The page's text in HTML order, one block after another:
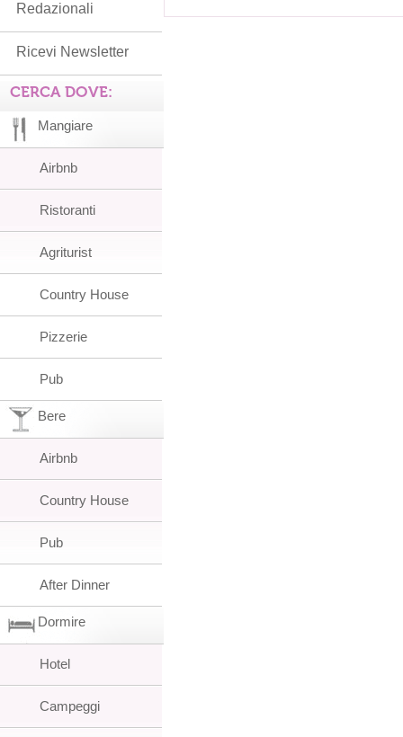
Redazionali
Ricevi Newsletter
CERCA DOVE:
Mangiare
Airbnb
Ristoranti
Agriturist
Country House
Pizzerie
Pub
Bere
Airbnb
Country House
Pub
After Dinner
Dormire
Hotel
Campeggi